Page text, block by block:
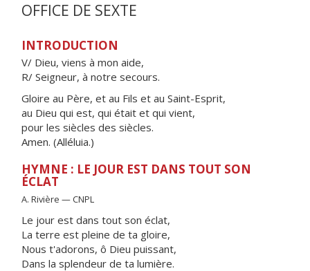
OFFICE DE SEXTE
INTRODUCTION
V/ Dieu, viens à mon aide,
R/ Seigneur, à notre secours.
Gloire au Père, et au Fils et au Saint-Esprit,
au Dieu qui est, qui était et qui vient,
pour les siècles des siècles.
Amen. (Alléluia.)
HYMNE : LE JOUR EST DANS TOUT SON
ÉCLAT
A. Rivière — CNPL
Le jour est dans tout son éclat,
La terre est pleine de ta gloire,
Nous t'adorons, ô Dieu puissant,
Dans la splendeur de ta lumière.